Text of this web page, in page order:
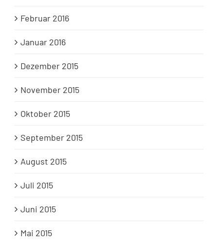
Februar 2016
Januar 2016
Dezember 2015
November 2015
Oktober 2015
September 2015
August 2015
Juli 2015
Juni 2015
Mai 2015